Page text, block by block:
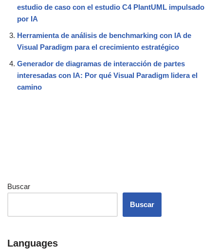
estudio de caso con el estudio C4 PlantUML impulsado
por IA
Herramienta de análisis de benchmarking con IA de
Visual Paradigm para el crecimiento estratégico
Generador de diagramas de interacción de partes
interesadas con IA: Por qué Visual Paradigm lidera el
camino
Buscar
Buscar
Languages